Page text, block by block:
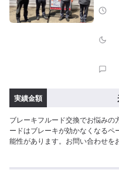
実績金額
ブレーキフルード交換でお悩み
ードはブレーキが効かなくなる
能性があります。お問い合わせを